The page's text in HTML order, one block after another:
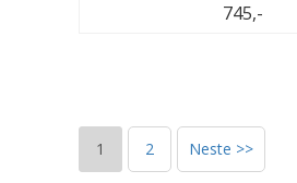
745,-
1 2 Neste >>